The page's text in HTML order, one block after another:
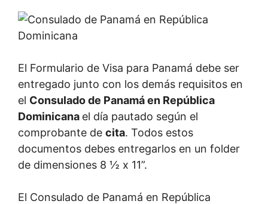
El Formulario de Visa para Panamá debe ser
entregado junto con los demás requisitos en
el Consulado de Panamá en República
Dominicana el día pautado según el
comprobante de cita. Todos estos
documentos debes entregarlos en un folder
de dimensiones 8 ½ x 11”.
El Consulado de Panamá en República